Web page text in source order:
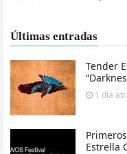
Últimas entradas
Tender
1 día
Estrella